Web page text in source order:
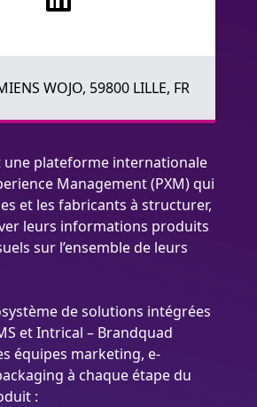
WOJO, 59800 LILLE, FR
une plateforme internationale
Management (PXM) qui
et les fabricants à structurer,
leurs informations produits
sur l’ensemble de leurs
de solutions intégrées
et Intrical – Brandquad
équipes marketing, e-
à chaque étape du
: